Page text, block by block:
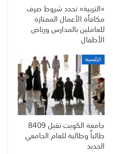
«التربية» تحدد شروط صرف
مكافأة الأعمال الممتازة
للعاملين بالمدارس ورياض
الأطفال
الرئيسية
جامعة الكويت تقبل 8409
طالباً وطالبة للعام الجامعي
الجديد